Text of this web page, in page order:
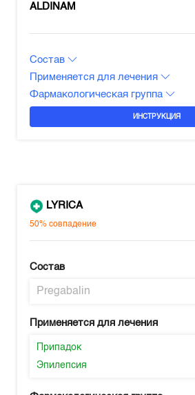
ALDINAM
Состав
Применяется для лечения
Фармакологическая группа
ИНСТРУКЦИЯ
LYRICA
50%совпадение
Состав
Pregabalin
Применяется для лечения
Припадок
Эпилепсия